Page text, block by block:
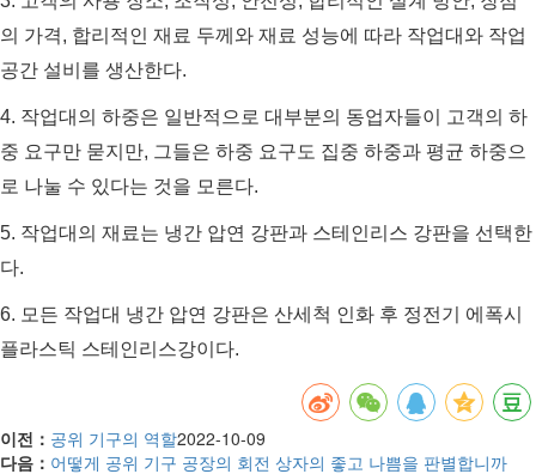
의 가격, 합리적인 재료 두께와 재료 성능에 따라 작업대와 작업
공간 설비를 생산한다.
4. 작업대의 하중은 일반적으로 대부분의 동업자들이 고객의 하
중 요구만 묻지만, 그들은 하중 요구도 집중 하중과 평균 하중으
로 나눌 수 있다는 것을 모른다.
5. 작업대의 재료는 냉간 압연 강판과 스테인리스 강판을 선택한
다.
6. 모든 작업대 냉간 압연 강판은 산세척 인화 후 정전기 에폭시
플라스틱 스테인리스강이다.
이전： 공위 기구의 역할2022-10-09
다음： 어떻게 공위 기구 공장의 회전 상자의 좋고 나쁨을 판별합니까